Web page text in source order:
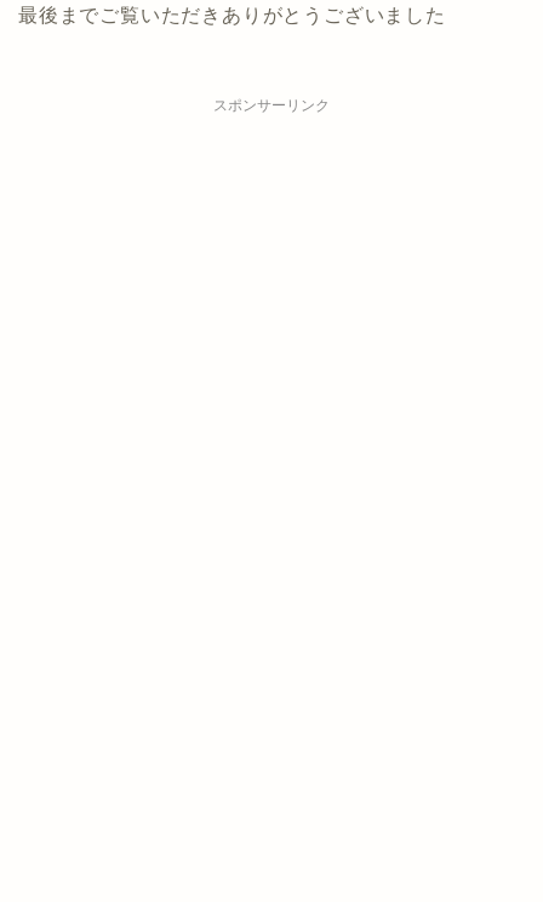
最後までご覧いただきありがとうございました
スポンサーリンク